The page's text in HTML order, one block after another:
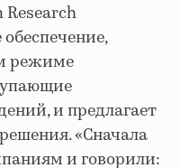
Research
режиме
и предлагает
«Сначала
и говорили: